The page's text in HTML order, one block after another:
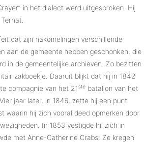
in het dialect werd uitgesproken. Hij
dat zijn nakomelingen verschillende
aan de gemeente hebben geschonken, die
in de gemeentelijke archieven. Zo bezitten
zakboekje. Daaruit blijkt dat hij in 1842
compagnie van het 21 ste bataljon van het
jaar later, in 1846, zette hij een punt
waarin hij zich vooral deed opmerken door
In 1853 vestigde hij zich in
met Anne-Catherine Crabs. Ze kregen